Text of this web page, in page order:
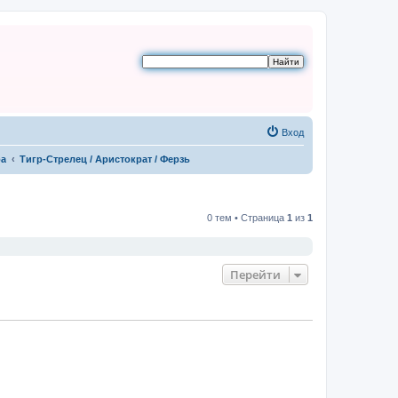
Вход
Тигр-Стрелец / Аристократ / Ферзь
0 тем • Страница 1 из 1
Перейти